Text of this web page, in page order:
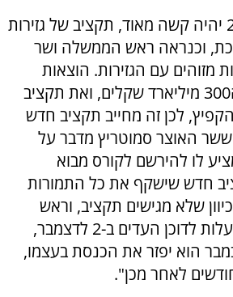
לדבריו, "תקציב 2025 יהיה קשה מאוד, תקציב של גזירות
וכנראה ראש הממשלה ושר
מזוהים עם הגזירות. הוצאות
המלחמה עברו את ה300 מיליארד שקלים, ואת תקציב
לכן זה מחייב תקציב חדש
האוצר סמוטריץ מדבר על
לו להירשם לקורס מבוא
חדש שישקף את כל התמורות
שלא מגישים תקציב, וראש
הממשלה לא רוצה לעלות לדוכן העדים ב-2 לדצמבר,
הוא יפזר את הכנסת בעצמו,
לאחר מכן".